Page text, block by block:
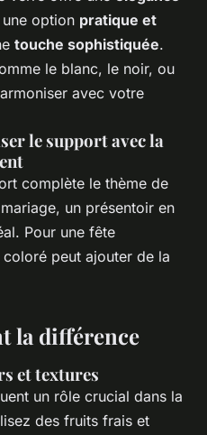
option pratique et
touche sophistiquée.
le blanc, le noir, ou
avec votre
le support avec la
complète le thème de
un présentoir en
Pour une fête
peut ajouter de la
la différence
et textures
un rôle crucial dans la
des fruits frais et